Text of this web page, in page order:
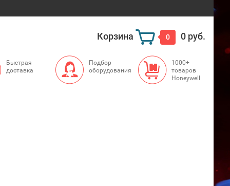
Корзина 0 0 руб.
Быстрая
доставка
Подбор
оборудования
1000+
товаров
Honeywell